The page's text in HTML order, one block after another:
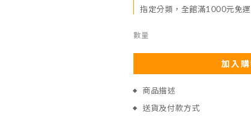
指定分類，全館滿1000元免
數量
加入
商品描述
送貨及付款方式